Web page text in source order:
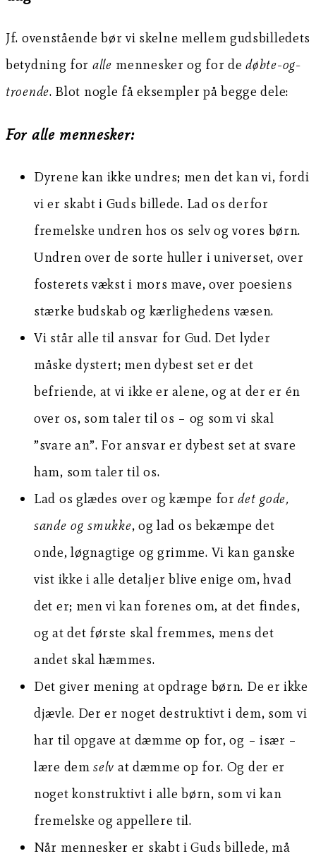
Jf. ovenstående bør vi skelne mellem gudsbilledets
betydning for alle mennesker og for dedøbte-og-
troende. Blot nogle få eksempler på begge dele:
For alle mennesker:
Dyrene kan ikke undres; men det kan vi, fordi
vi er skabt i Guds billede. Lad os derfor
fremelske undren hos os selv og vores børn.
Undren over de sorte huller i universet, over
fosterets vækst i mors mave, over poesiens
stærke budskab og kærlighedens væsen.
Vi står alle til ansvar for Gud. Det lyder
måske dystert; men dybest set er det
befriende, at vi ikke er alene, og at der er én
over os, som taler til os – og som vi skal
”svare an”. For ansvar er dybest set at svare
ham, som taler til os.
Lad os glædes over og kæmpe fordet gode,
sande og smukke, og lad os bekæmpe det
onde, løgnagtige og grimme. Vi kan ganske
vist ikke i alle detaljer blive enige om, hvad
det er; men vi kan forenes om, at det findes,
og at det første skal fremmes, mens det
andet skal hæmmes.
Det giver mening at opdrage børn. De er ikke
djævle. Der er noget destruktivt i dem, som vi
har til opgave at dæmme op for, og – især –
lære demselv at dæmme op for. Og der er
noget konstruktivt i alle børn, som vi kan
fremelske og appellere til.
Når mennesker er skabt i Guds billede, må